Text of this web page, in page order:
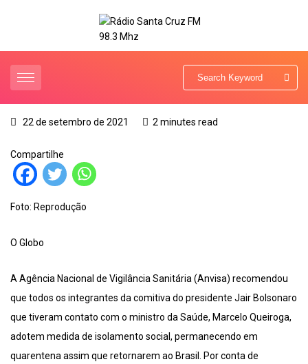
22 de setembro de 2021 2 minutes read
Compartilhe
Foto: Reprodução
O Globo
A Agência Nacional de Vigilância Sanitária (Anvisa) recomendou
que todos os integrantes da comitiva do presidente Jair Bolsonaro
que tiveram contato com o ministro da Saúde, Marcelo Queiroga,
adotem medida de isolamento social, permanecendo em
quarentena assim que retornarem ao Brasil. Por conta de